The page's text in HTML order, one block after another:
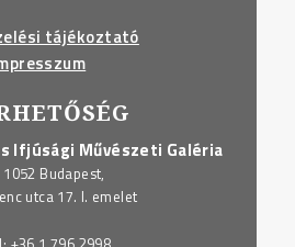
tájékoztató
Ifjúsági Művészeti Galéria
1052 Budapest,
utca 17. I. emelet